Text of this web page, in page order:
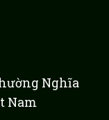
Nghĩa
Nam